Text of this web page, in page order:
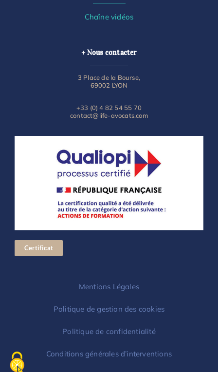
Chaîne vidéos
+ Nous contacter
3 Place de la Bourse,
69002 LYON
+33 (0) 4 82 54 55 70
contact@life-avocats.com
Certificat
Mentions Légales
Politique de gestion des cookies
Politique de confidentialité
Conditions générales d’interventions